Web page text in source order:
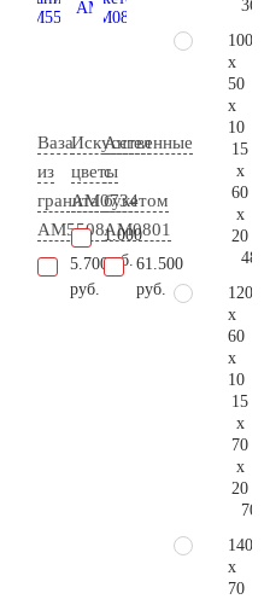
Ваза
из
гранита
AM5508
5.700
руб.
Искусственные
цветы
AM0734
1.000
руб.
Ангел
с
букетом
AM0801
61.500
руб.
100
x
50
x
10
15
x
60
x
20
120
x
60
x
10
15
x
70
x
20
140
x
70